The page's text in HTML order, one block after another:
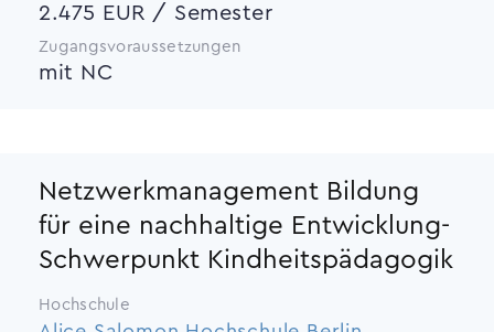
2.475 EUR / Semester
Zugangsvoraussetzungen
mit NC
Netzwerkmanagement Bildung
für eine nachhaltige Entwicklung-
Schwerpunkt Kindheitspädagogik
Hochschule